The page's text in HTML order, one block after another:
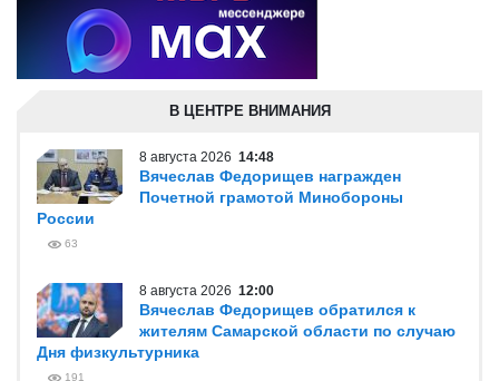
В ЦЕНТРЕ ВНИМАНИЯ
8 августа 2026 14:48
Вячеслав Федорищев награжден
Почетной грамотой Минобороны
России
63
8 августа 2026 12:00
Вячеслав Федорищев обратился к
жителям Самарской области по случаю
Дня физкультурника
191